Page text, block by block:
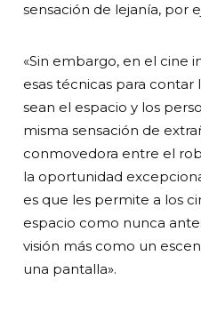
sensación de lejanía, por
«Sin embargo, en el cine
esas técnicas para contar
sean el espacio y los
misma sensación de
conmovedora entre el
la oportunidad
es que les permite a los
espacio como nunca
visión más como un
una pantalla».